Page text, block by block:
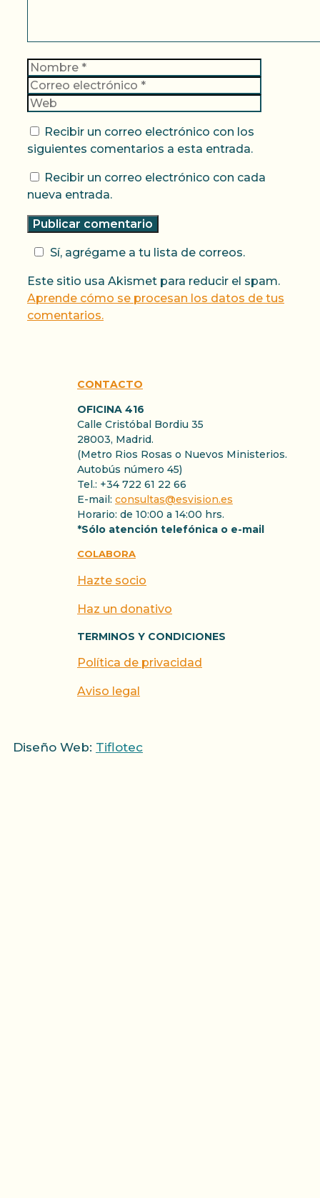
Nombre
Recibir un correo electrónico con los
siguientes comentarios a esta entrada.
Recibir un correo electrónico con cada
nueva entrada.
Sí, agrégame a tu lista de correos.
Este sitio usa Akismet para reducir el spam.
Aprende cómo se procesan los datos de tus
comentarios.
CONTACTO
OFICINA 416
Calle Cristóbal Bordiu 35
28003, Madrid.
(Metro Rios Rosas o Nuevos Ministerios.
Autobús número 45)
Tel.: +34 722 61 22 66
E-mail: consultas@esvision.es
Horario: de 10:00 a 14:00 hrs.
*Sólo atención telefónica o e-mail
COLABORA
Hazte socio
Haz un donativo
TERMINOS Y CONDICIONES
Política de privacidad
Aviso legal
Diseño Web: Tiflotec